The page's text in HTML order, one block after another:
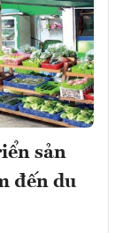
sản
đến du